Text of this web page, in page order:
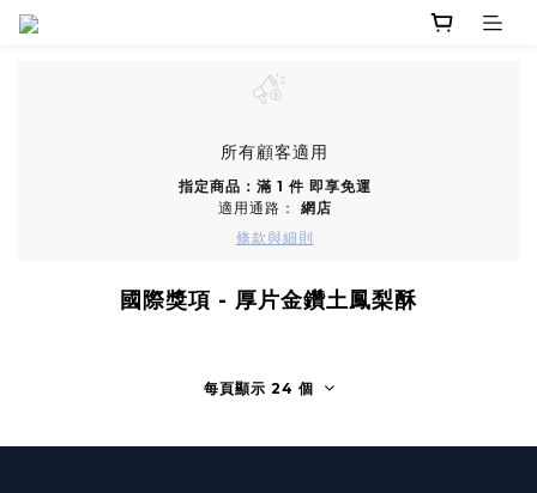
所有顧客適用
指定商品：滿 1 件 即享免運
適用通路： 網店
條款與細則
國際獎項 - 厚片金鑽土鳳梨酥
每頁顯示 24 個